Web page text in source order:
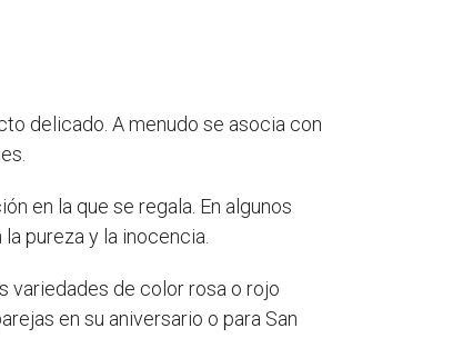
delicado. A menudo se asocia con
en la que se regala. En algunos
pureza y la inocencia.
variedades de color rosa o rojo
en su aniversario o para San